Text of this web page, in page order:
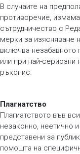
В случаите на
противоречие, измама
сътрудничество с
мерки за изясняване
включва незабавното
или при най-сериозни
ръкопис.
Плагиатство
Плагиатството във
незаконно, неетично
представени за
помощта на